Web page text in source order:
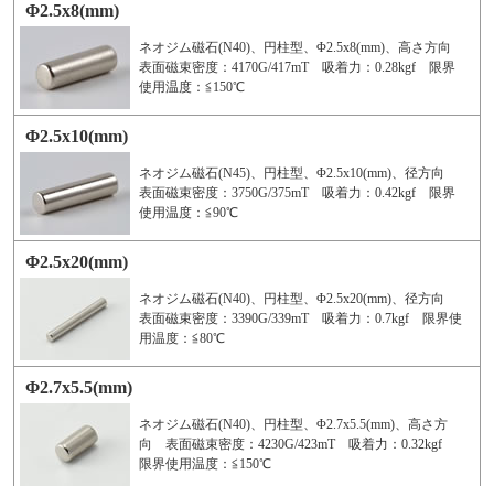
Φ2.5x8(mm)
ネオジム磁石(N40)、円柱型、Φ2.5x8(mm)、高さ方向
表面磁束密度：4170G/417mT 吸着力：0.28kgf 限界
使用温度：≦150℃
Φ2.5x10(mm)
ネオジム磁石(N45)、円柱型、Φ2.5x10(mm)、径方向
表面磁束密度：3750G/375mT 吸着力：0.42kgf 限界
使用温度：≦90℃
Φ2.5x20(mm)
ネオジム磁石(N40)、円柱型、Φ2.5x20(mm)、径方向
表面磁束密度：3390G/339mT 吸着力：0.7kgf 限界使
用温度：≦80℃
Φ2.7x5.5(mm)
ネオジム磁石(N40)、円柱型、Φ2.7x5.5(mm)、高さ方
向 表面磁束密度：4230G/423mT 吸着力：0.32kgf
限界使用温度：≦150℃